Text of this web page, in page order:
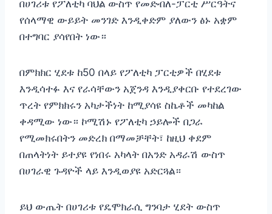
በሀገሪቱ የፖለቲካ ባህል ውስጥ የመድብለ-ፓርቲ ሥርዓትና
የሰላማዊ ውይይት መንገድ እንዲቀድም ያለውን ፅኑ አቋም
በተግባር ያሳየበት ነው።
በምክክር ሂደቱ ከ50 በላይ የፖለቲካ ፓርቲዎች በሂደቱ
እንዲሳተፉ እና የራሳቸውን አጀንዳ እንዲያቀርቡ የተደረገው
ጥረት የምክክሩን አካታችነት ከሚያሳዩ ስኬቶች መካከል
ቀዳሚው ነው። ኮሚሽኑ የፖለቲካ ኃይሎች በጋራ
የሚመክሩበትን መድረክ በማመቻቸት፣ ከዚህ ቀደም
በጠላትነት ይተያዩ የነበሩ አካላት በአንድ አዳራሽ ውስጥ
በሀገራዊ ጉዳዮች ላይ እንዲወያዩ አድርጓል።
ይህ ውጤት በሀገሪቱ የዴሞክራሲ ግንባታ ሂደት ውስጥ